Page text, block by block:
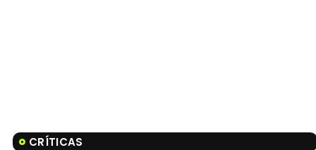
CRÍTICAS